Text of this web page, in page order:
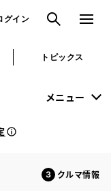
グイン 検索 メニュ
トピックス
メニュー
クルマ情報